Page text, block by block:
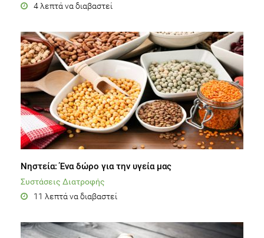
4 λεπτά να διαβαστεί
Νηστεία: Ένα δώρο για την υγεία μας
Συστάσεις Διατροφής
11 λεπτά να διαβαστεί